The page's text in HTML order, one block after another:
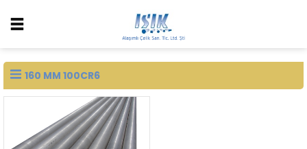
160 MM 100CR6